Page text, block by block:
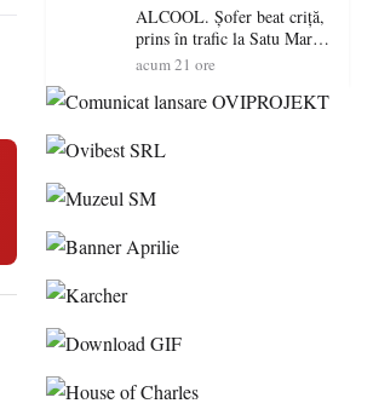
șoferi fără permis într-o
singură zi
ALCOOL. Șofer beat criță,
prins în trafic la Satu Mare!
Alcoolemie uriașă
acum 21 ore